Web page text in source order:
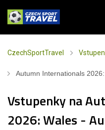
CzechSportTravel
Autumn Internationals
Vstupenky na
2026: Wales -